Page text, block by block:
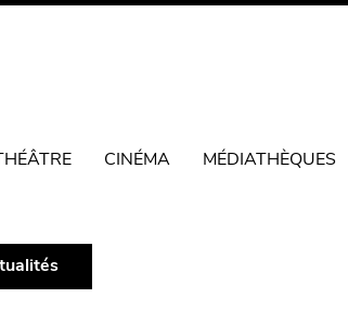
CINÉMA MÉDIATHÈQUES